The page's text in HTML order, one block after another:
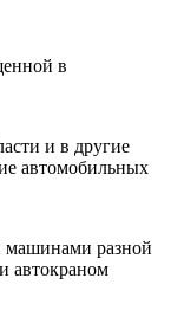
в
и в другие
автомобильных
машинами разной
автокраном